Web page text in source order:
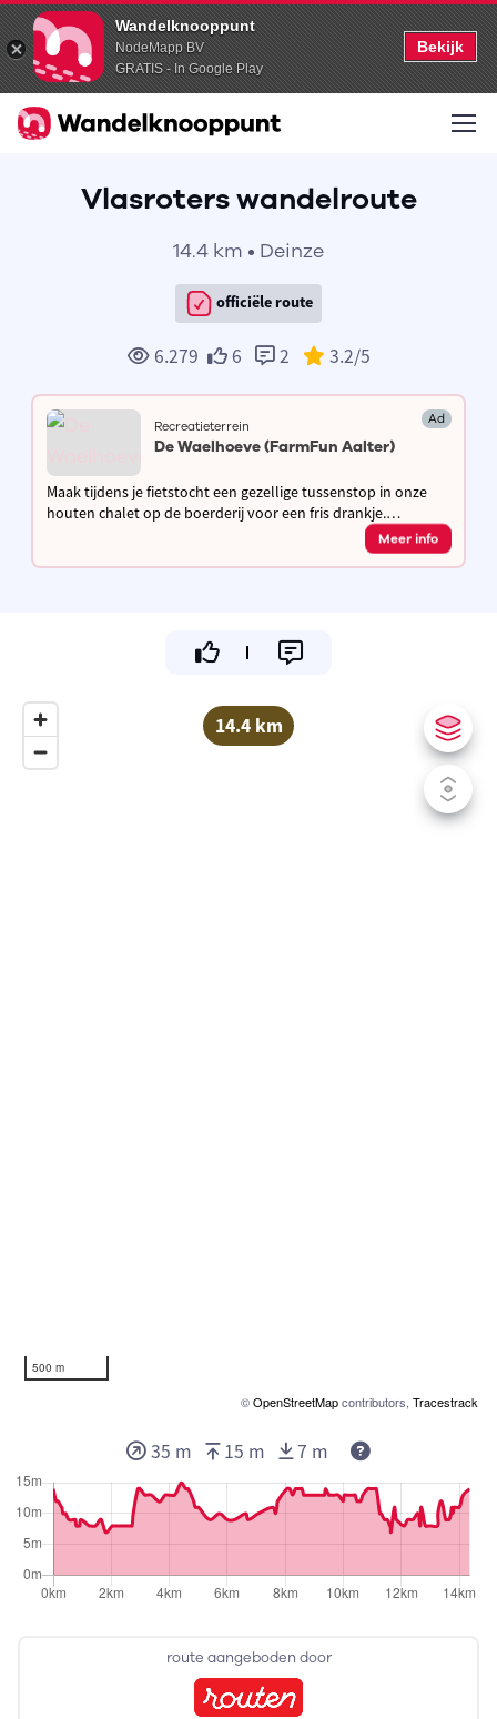
Wandelknooppunt
NodeMapp BV
GRATIS - In Google Play
Bekijk
Vlasroters wandelroute
14.4 km • Deinze
officiële route
6.279 6 2 3.2/5
Recreatieterrein Ad
De Waelhoeve (FarmFun Aalter)
Maak tijdens je fietstocht een gezellige tussenstop in onze
houten chalet op de boerderij voor een fris drankje.
Zelfbediening – betalen kan via QR-code of contant in de
Meer info
14.4 km
500 m
©OpenStreetMapcontributors, Tracestrack
route aangeboden door
35 m 15 m 7 m